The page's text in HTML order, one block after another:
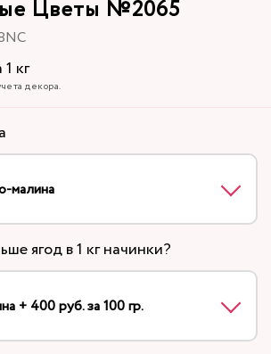
Цветы №2065
кг
декора.
малина
ягод в 1 кг начинки?
+ 400 руб. за 100 гр.